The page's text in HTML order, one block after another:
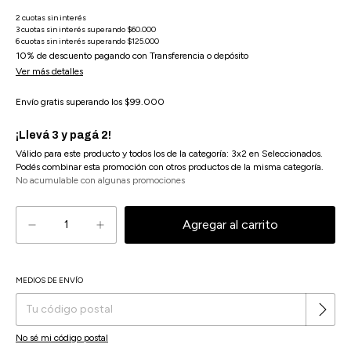
10% de descuento pagando con Transferencia o depósito
Ver más detalles
Envío gratis superando los $99.000
¡Llevá 3 y pagá 2!
Válido para este producto y todos los de la categoría: 3x2 en Seleccionados.
Podés combinar esta promoción con otros productos de la misma categoría.
No acumulable con algunas promociones
Entregas para el CP:
MEDIOS DE ENVÍO
No sé mi código postal